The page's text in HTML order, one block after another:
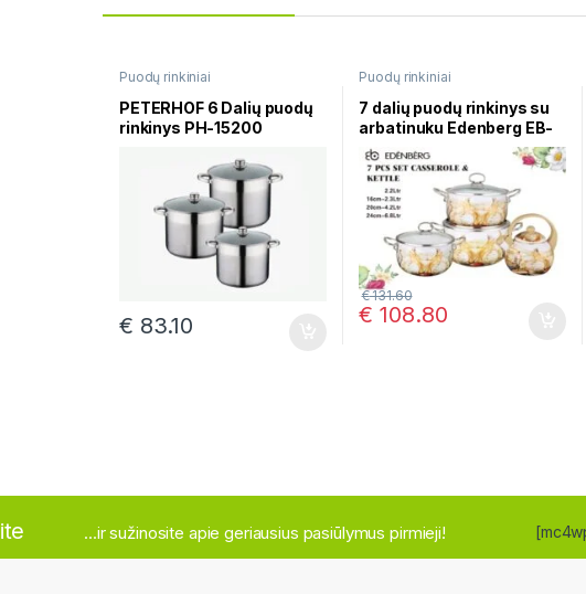
Puodų rinkiniai
PETERHOF 6 Dalių puodų
rinkinys PH-15200
€ 83.10
Puodų rinkiniai
7 dalių puodų rinkinys su
arbatinuku Edenberg EB-
1839
€ 108.80
€131.60
...ir sužinosite apie geriausius pasiūlymus pirmieji!